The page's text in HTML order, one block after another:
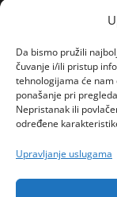
Da bismo pružili
čuvanje i/ili pristup
tehnologijama će
ponašanje pri
Nepristanak ili
određene
Upravljanje uslugama